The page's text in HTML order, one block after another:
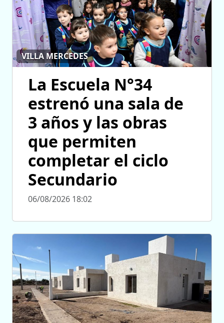
VILLA MERCEDES
La Escuela N°34
estrenó una sala de
3 años y las obras
que permiten
completar el ciclo
Secundario
06/08/2026 18:02